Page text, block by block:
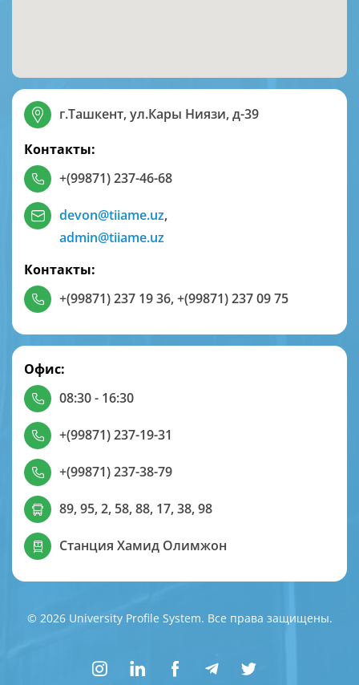
г.Ташкент, ул.Кары Ниязи, д-39
Контакты:
+(99871) 237-46-68
devon@tiiame.uz,
admin@tiiame.uz
Контакты:
+(99871) 237 19 36,+(99871) 237 09 75
Офис:
08:30 - 16:30
+(99871) 237-19-31
+(99871) 237-38-79
89, 95, 2, 58, 88, 17, 38, 98
Станция Хамид Олимжон
© 2026 University Profile System. Все права защищены.